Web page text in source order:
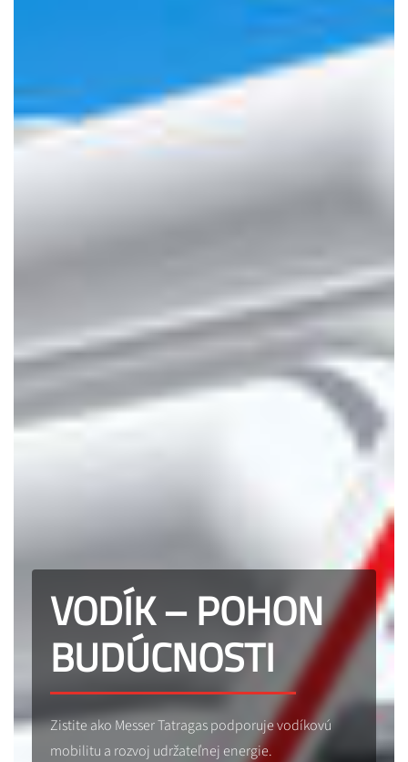
VODÍK – POHON
BUDÚCNOSTI
Zistite ako Messer Tatragas podporuje vodíkovú
mobilitu a rozvoj udržateľnej energie.